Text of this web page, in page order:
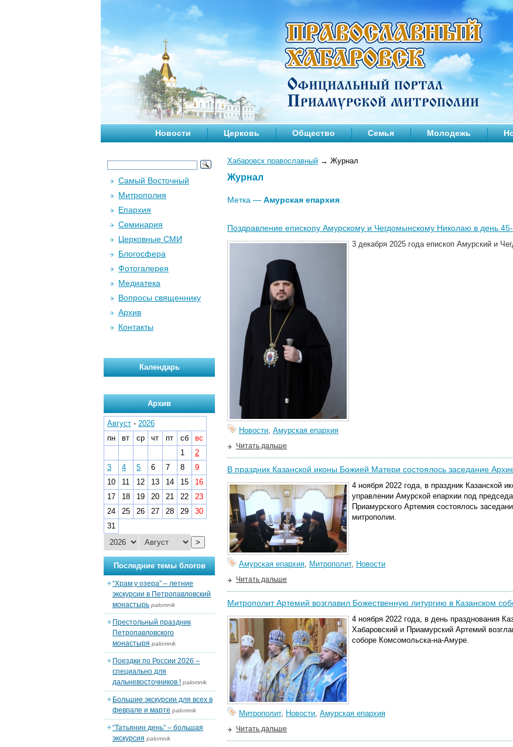
Новости Церковь Общество Семья Молодежь
Хабаровск православный → Журнал
Журнал
Метка — Амурская епархия
Поздравление епископу Амурскому и Чегдомынскому Николаю в день
3 декабря 2025 года епископ Амурский и
Новости, Амурская епархия
Читать дальше
В праздник Казанской иконы Божией Матери состоялось заседание
4 ноября 2022 года, в праздник Казанской
управлении Амурской епархии под
Приамурского Артемия состоялось
митрополии.
Амурская епархия, Митрополит, Новости
Читать дальше
Митрополит Артемий возглавил Божественную литургию в Казанском
4 ноября 2022 года, в день празднования
Хабаровский и Приамурский Артемий
соборе Комсомольска-на-Амуре.
Митрополит, Новости, Амурская епархия
Читать дальше
Самый Восточный
Митрополия
Епархия
Семинария
Церковные СМИ
Блогосфера
Фотогалерея
Медиатека
Вопросы священнику
Архив
Контакты
Календарь
Архив
Август - 2026
пн
вт ср чт пт сб
вс
1
2
3
4 5 6 7 8
9
10
11 12 13 14 15
16
17
18 19 20 21 22
23
24
25 26 27 28 29
30
31
>
Последние темы блогов
“Храм у озера” – летние
экскурсии в Петропавловский
монастырь palomnik
Престольный праздник
Петропавловского
монастыря palomnik
Поездки по России 2026 –
специально для
дальневосточников ! palomnik
Большие экскурсии для всех в
феврале и марте palomnik
“Татьянин день” – большая
экскурсия palomnik